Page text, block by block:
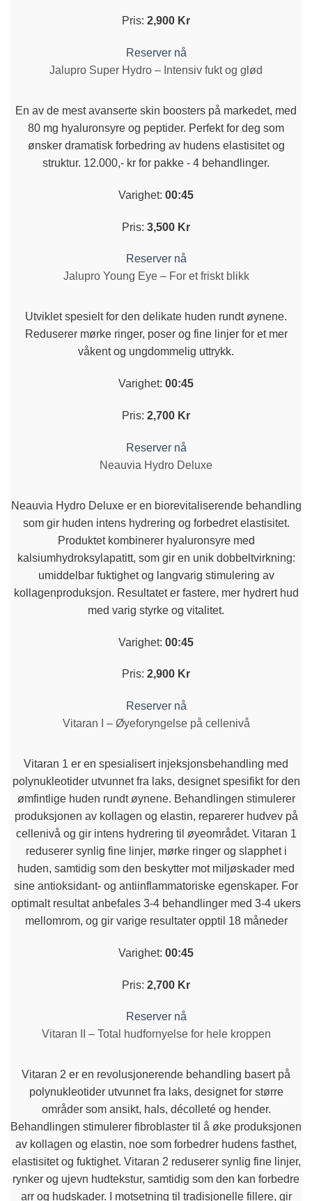
Pris: 2,900 Kr
Reserver nå
Jalupro Super Hydro – Intensiv fukt og glød
En av de mest avanserte skin boosters på markedet, med
80 mg hyaluronsyre og peptider. Perfekt for deg som
ønsker dramatisk forbedring av hudens elastisitet og
struktur. 12.000,- kr for pakke - 4 behandlinger.
Varighet: 00:45
Pris: 3,500 Kr
Reserver nå
Jalupro Young Eye – For et friskt blikk
Utviklet spesielt for den delikate huden rundt øynene.
Reduserer mørke ringer, poser og fine linjer for et mer
våkent og ungdommelig uttrykk.
Varighet: 00:45
Pris: 2,700 Kr
Reserver nå
Neauvia Hydro Deluxe
Neauvia Hydro Deluxe er en biorevitaliserende behandling
som gir huden intens hydrering og forbedret elastisitet.
Produktet kombinerer hyaluronsyre med
kalsiumhydroksylapatitt, som gir en unik dobbeltvirkning:
umiddelbar fuktighet og langvarig stimulering av
kollagenproduksjon. Resultatet er fastere, mer hydrert hud
med varig styrke og vitalitet.
Varighet: 00:45
Pris: 2,900 Kr
Reserver nå
Vitaran I – Øyeforyngelse på cellenivå
Vitaran 1 er en spesialisert injeksjonsbehandling med
polynukleotider utvunnet fra laks, designet spesifikt for den
ømfintlige huden rundt øynene. Behandlingen stimulerer
produksjonen av kollagen og elastin, reparerer hudvev på
cellenivå og gir intens hydrering til øyeområdet. Vitaran 1
reduserer synlig fine linjer, mørke ringer og slapphet i
huden, samtidig som den beskytter mot miljøskader med
sine antioksidant- og antiinflammatoriske egenskaper. For
optimalt resultat anbefales 3-4 behandlinger med 3-4 ukers
mellomrom, og gir varige resultater opptil 18 måneder
Varighet: 00:45
Pris: 2,700 Kr
Reserver nå
Vitaran II – Total hudfornyelse for hele kroppen
Vitaran 2 er en revolusjonerende behandling basert på
polynukleotider utvunnet fra laks, designet for større
områder som ansikt, hals, décolleté og hender.
Behandlingen stimulerer fibroblaster til å øke produksjonen
av kollagen og elastin, noe som forbedrer hudens fasthet,
elastisitet og fuktighet. Vitaran 2 reduserer synlig fine linjer,
rynker og ujevn hudtekstur, samtidig som den kan forbedre
arr og hudskader. I motsetning til tradisjonelle fillere, gir